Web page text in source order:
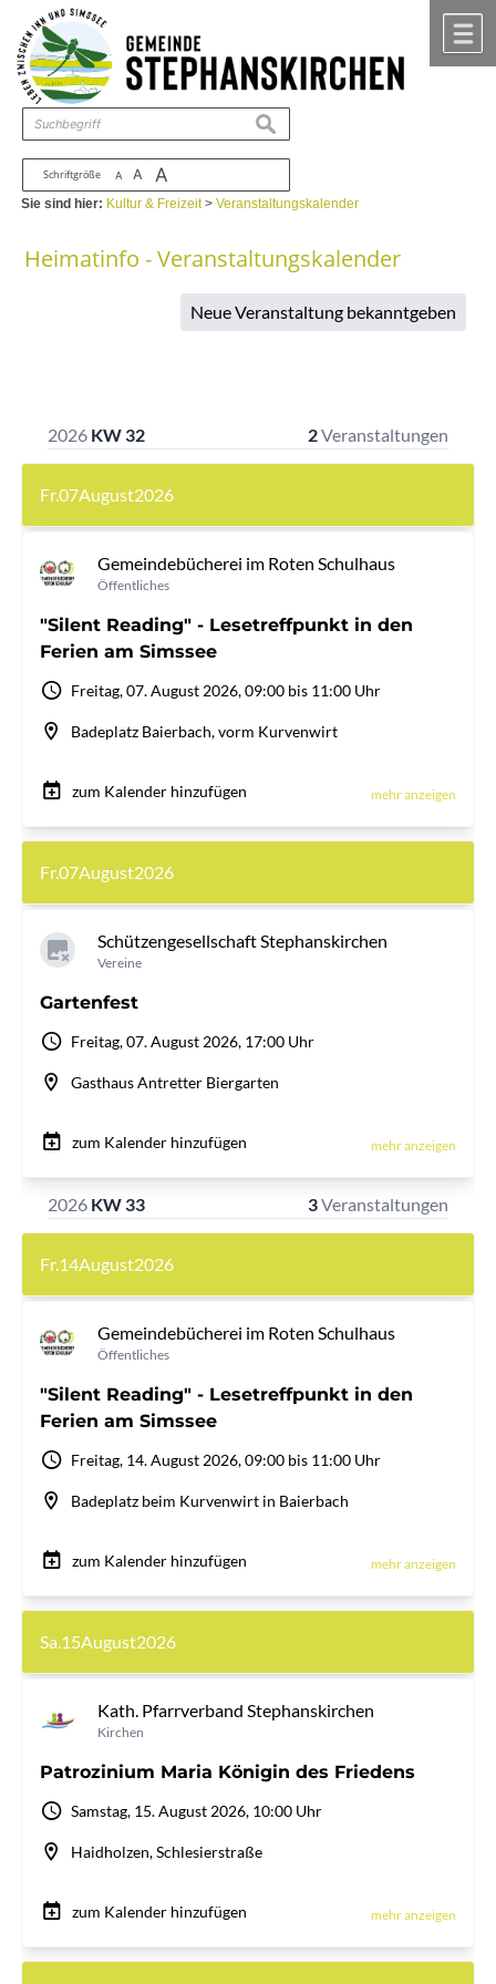
Zum Inhalt ,zur Navigation
Schriftgröße A A A
suchen
Sie sind hier: Kultur & Freizeit>Veranstaltungskalender
Heimatinfo - Veranstaltungskalender